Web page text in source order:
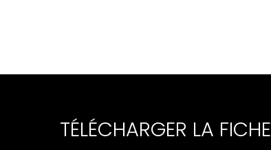
TÉLÉCHARGER LA FICHE